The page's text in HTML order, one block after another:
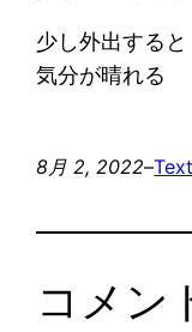
少し外出すると
気分が晴れる
8月 2, 2022–Text
コメン